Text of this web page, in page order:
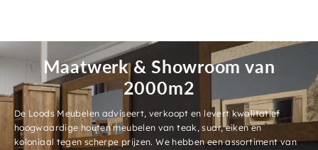
Maatwerk & Showroom van
2000m2
De Loods Meubelen adviseert, verkoopt en levert kwalitatief
hoogwaardige houten meubelen van teak, suar, eiken en
koloniaal tegen scherpe prijzen. We hebben een assortiment van